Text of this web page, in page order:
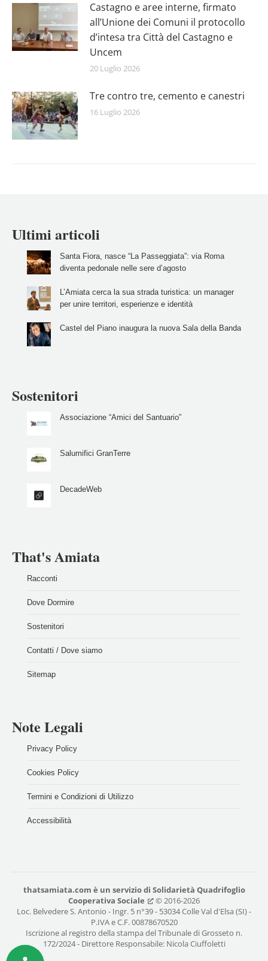
Castagno e aree interne, firmato
all’Unione dei Comuni il protocollo
d’intesa tra Città del Castagno e
Uncem
20 Luglio 2026
Tre contro tre, cemento e canestri
16 Luglio 2026
Ultimi articoli
Santa Fiora, nasce “La Passeggiata”: via Roma
diventa pedonale nelle sere d’agosto
L’Amiata cerca la sua strada turistica: un manager
per unire territori, esperienze e identità
Castel del Piano inaugura la nuova Sala della Banda
Sostenitori
Associazione “Amici del Santuario”
Salumifici GranTerre
DecadeWeb
That's Amiata
Racconti
Dove Dormire
Sostenitori
Contatti / Dove siamo
Sitemap
Note Legali
Privacy Policy
Cookies Policy
Termini e Condizioni di Utilizzo
Accessibilità
thatsamiata.com è un servizio di Solidarietà Quadrifoglio
Cooperativa Sociale
© 2016-2026
Loc. Belvedere S. Antonio - Ingr. 5 n°39 - 53034 Colle Val d'Elsa (SI) -
P.IVA e C.F. 00878670520
Iscrizione al registro della stampa del Tribunale di Grosseto n.
172/2024 - Direttore Responsabile: Nicola Ciuffoletti